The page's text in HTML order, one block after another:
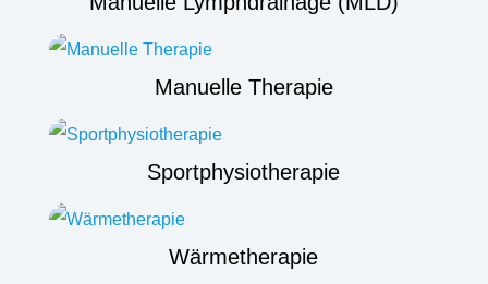
Manuelle Therapie
Sportphysiotherapie
Wärmetherapie